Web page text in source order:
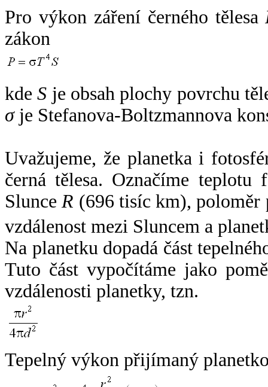
Pro výkon záření černého tělesa
zákon
kdeS je obsah plochy povrchu
σje Stefanova-Boltzmannova
Uvažujeme, že planetka i
černá tělesa. Označíme
SlunceR (696 tisíc km),
vzdálenost mezi Sluncem a
Na planetku dopadá část
Tuto část vypočítáme jako
vzdálenosti planetky, tzn.
Tepelný výkon přijímaný